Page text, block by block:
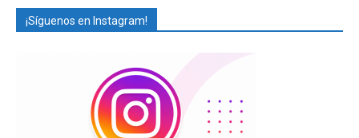
¡Síguenos en Instagram!